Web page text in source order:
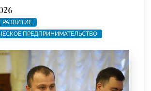
РАЗВИТИЕ
ПРЕДПРИНИМАТЕЛЬСТВО